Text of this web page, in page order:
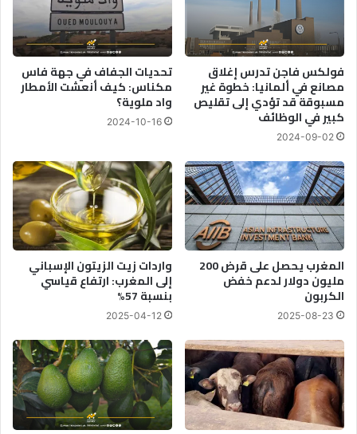
ل
ج
م
ع
ة
ا
ل
م
غ
ر
ب
ج
ا
ل
ح
ي
ي
و
ل
ي
و
ز
ا
ل
م
ض
ي
فولكس فاجن تدرس إغلاق
مصانع في ألمانيا: خطوة غير
مسبوقة قد تؤدي إلى تقليص
كبير في الوظائف
2024-09-02
تحديات الجفاف في جهة فاس
مكناس: كيف أنعشت الأمطار
واد ملوية؟
2024-10-16
المغرب يحصل على قرض 200
مليون دولار لدعم خفض
الكربون
2025-08-23
واردات زيت الزيتون الإسباني
إلى المغرب: ارتفاع قياسي
بنسبة 57%
2025-04-12